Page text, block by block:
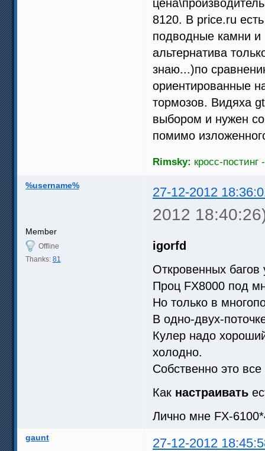
8120. В price.ru
подводные камни и
альтернатива
знаю...)по
ориентированные
тормозов. Видяха
выбором и нужен
помимо
Rimsky: кросс-постинг
%username% 27-12-2012
2012
Member
Offline
Thanks: 81
igorfd
Откровенных багов
Проц FX8000 под
Но только в
В одно-двух-
Кулер надо
холодно.
Собственно это
Как настраивать
Лично мне FX-
gaunt 27-12-2012